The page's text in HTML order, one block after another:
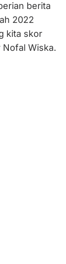
berita
2022
kita skor
Nofal Wiska.